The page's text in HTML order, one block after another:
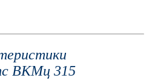
ВКМц 315